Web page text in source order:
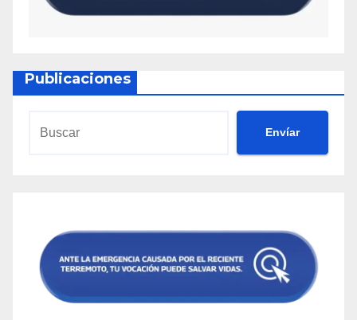
Publicaciones
Envíar